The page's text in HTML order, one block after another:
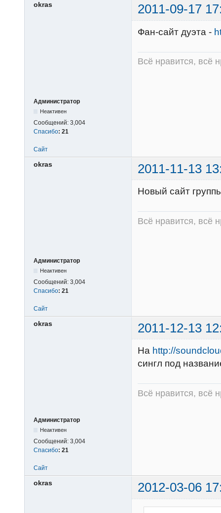
okras 2011-09-17
Администратор
Неактивен
Сообщений: 3,004
Спасибо: 21
Фан-сайт дуэта -
Всё нравится, всё
Сайт
okras 2011-11-13
Администратор
Неактивен
Сообщений: 3,004
Спасибо: 21
Новый сайт
Всё нравится, всё
Сайт
okras 2011-12-13
Администратор
Неактивен
Сообщений: 3,004
Спасибо: 21
На http://
сингл под
Всё нравится, всё
Сайт
okras 2012-03-06